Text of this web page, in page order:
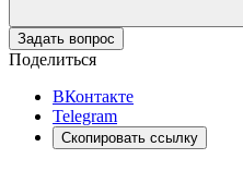
Задать вопрос
Поделиться
ВКонтакте
Telegram
Скопировать ссылку